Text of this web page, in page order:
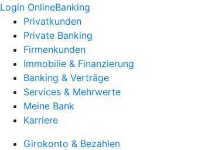
Login OnlineBanking
Privatkunden
Private Banking
Firmenkunden
Immobilie & Finanzierung
Banking & Verträge
Services & Mehrwerte
Meine Bank
Karriere
Girokonto & Bezahlen